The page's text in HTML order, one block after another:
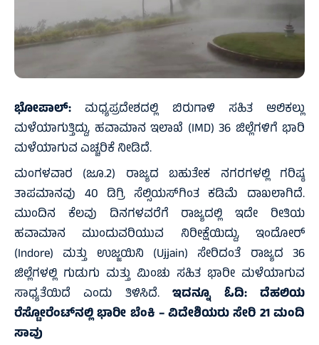
ಭೋಪಾಲ್: ಮಧ್ಯಪ್ರದೇಶದಲ್ಲಿ ಬಿರುಗಾಳಿ ಸಹಿತ ಆಲಿಕಲ್ಲು
ಮಳೆಯಾಗುತ್ತಿದ್ದು, ಹವಾಮಾನ ಇಲಾಖೆ (IMD) 36 ಜಿಲ್ಲೆಗಳಿಗೆ ಭಾರಿ
ಮಳೆಯಾಗುವ ಎಚ್ಚರಿಕೆ ನೀಡಿದೆ.
ಮಂಗಳವಾರ (ಜೂ.2) ರಾಜ್ಯದ ಬಹುತೇಕ ನಗರಗಳಲ್ಲಿ ಗರಿಷ್ಠ
ತಾಪಮಾನವು 40 ಡಿಗ್ರಿ ಸೆಲ್ಸಿಯಸ್‌ಗಿಂತ ಕಡಿಮೆ ದಾಖಲಾಗಿದೆ.
ಮುಂದಿನ ಕೆಲವು ದಿನಗಳವರೆಗೆ ರಾಜ್ಯದಲ್ಲಿ ಇದೇ ರೀತಿಯ
ಹವಾಮಾನ ಮುಂದುವರಿಯುವ ನಿರೀಕ್ಷೆಯಿದ್ದು, ಇಂದೋರ್
(Indore) ಮತ್ತು ಉಜ್ಜಯಿನಿ (Ujjain) ಸೇರಿದಂತೆ ರಾಜ್ಯದ 36
ಜಿಲ್ಲೆಗಳಲ್ಲಿ ಗುಡುಗು ಮತ್ತು ಮಿಂಚು ಸಹಿತ ಭಾರೀ ಮಳೆಯಾಗುವ
ಸಾಧ್ಯತೆಯಿದೆ ಎಂದು ತಿಳಿಸಿದೆ.ಇದನ್ನೂ ಓದಿ:ದೆಹಲಿಯ
ರೆಸ್ಟೋರೆಂಟ್‌ನಲ್ಲಿ ಭಾರೀ ಬೆಂಕಿ – ವಿದೇಶಿಯರು ಸೇರಿ 21 ಮಂದಿ
ಸಾವು